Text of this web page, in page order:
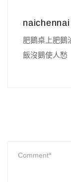
naichennai
肥鵝桌上肥鵝
飯沒鵝使人愁